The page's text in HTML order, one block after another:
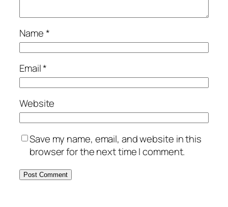
Name*
Email*
Website
Save my name, email, and website in this
browser for the next time I comment.